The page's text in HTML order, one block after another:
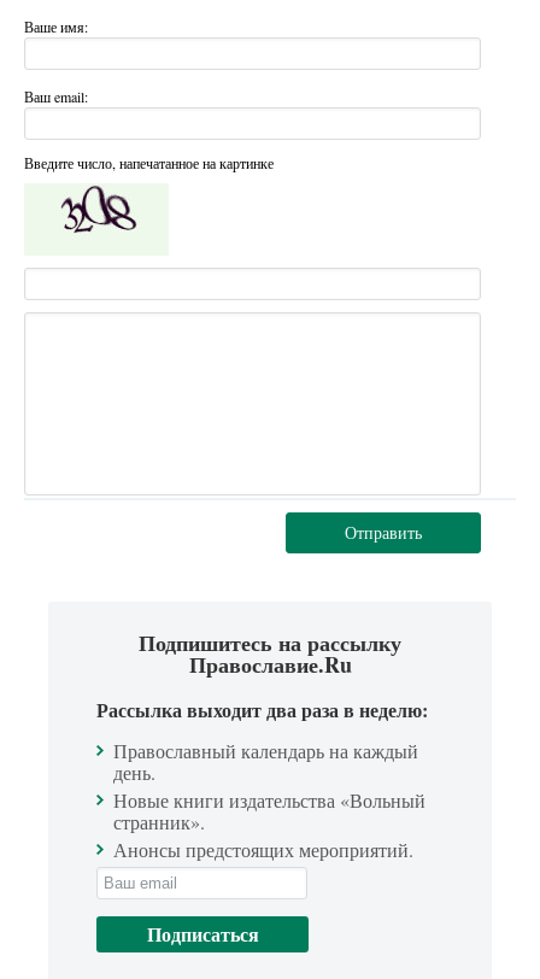
Ваше имя:
Ваш email:
Введите число, напечатанное на картинке
Отправить
Подпишитесь на рассылку
Православие.Ru
Рассылка выходит два раза в неделю:
Православный календарь на каждый
день.
Новые книги издательства «Вольный
странник».
Анонсы предстоящих мероприятий.